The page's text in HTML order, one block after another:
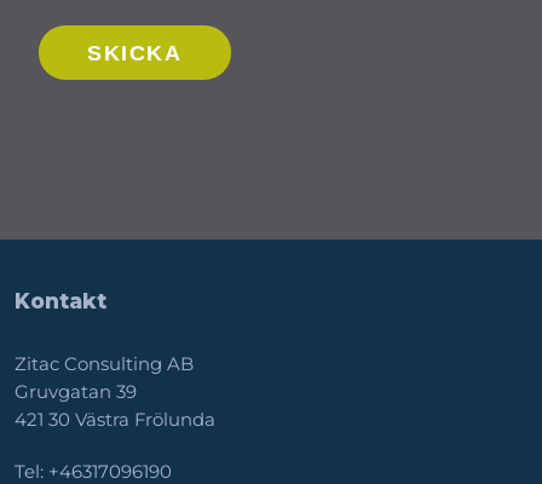
Kontakt
Zitac Consulting AB
Gruvgatan 39
421 30 Västra Frölunda
Tel: +46317096190